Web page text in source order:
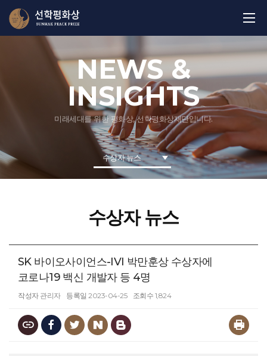
NEWS &
INSIGHTS
미래세대를 위한 평화상, 선학평화상재단입니다.
수상자 뉴스
수상자 뉴스
SK 바이오사이언스-IVI 박만훈상 수상자에
코로나19 백신 개발자 등 4명
작성자 관리자 등록일 2023-04-25 조회수 1,824